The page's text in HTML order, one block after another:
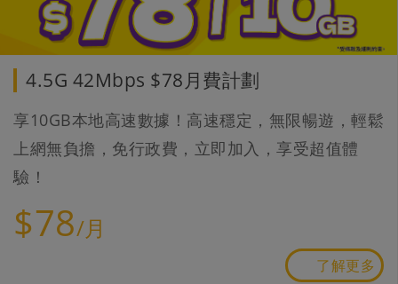
4.5G 42Mbps $78月費計劃
享10GB本地高速數據！高速穩定，無限暢遊，輕鬆
上網無負擔，免行政費，立即加入，享受超值體
驗！
$78/月
了解更多